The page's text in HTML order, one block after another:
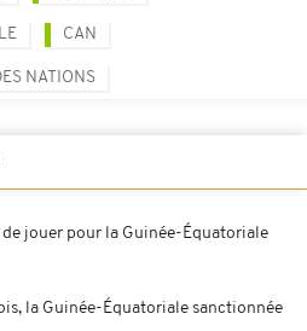
CAN
NATIONS
de jouer pour la Guinée-Équatoriale
la Guinée-Équatoriale sanctionnée